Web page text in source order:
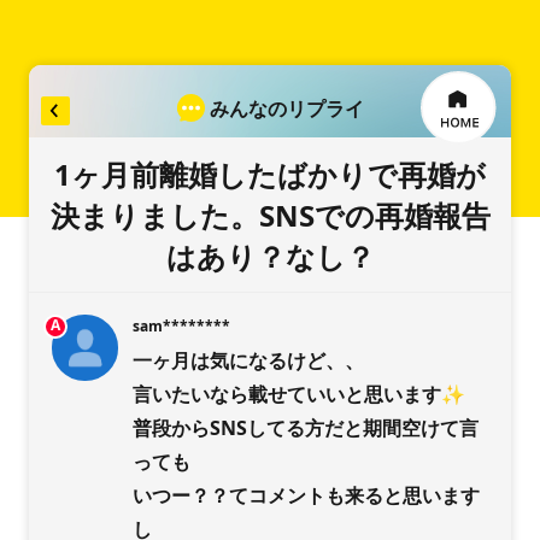
みんなのリプライ
1ヶ月前離婚したばかりで再婚が
決まりました。SNSでの再婚報告
はあり？なし？
A sam********
一ヶ月は気になるけど、、
言いたいなら載せていいと思います✨
普段からSNSしてる方だと期間空けて言
っても
いつー？？てコメントも来ると思います
し
リプライを入力
VOTEへようこそ！